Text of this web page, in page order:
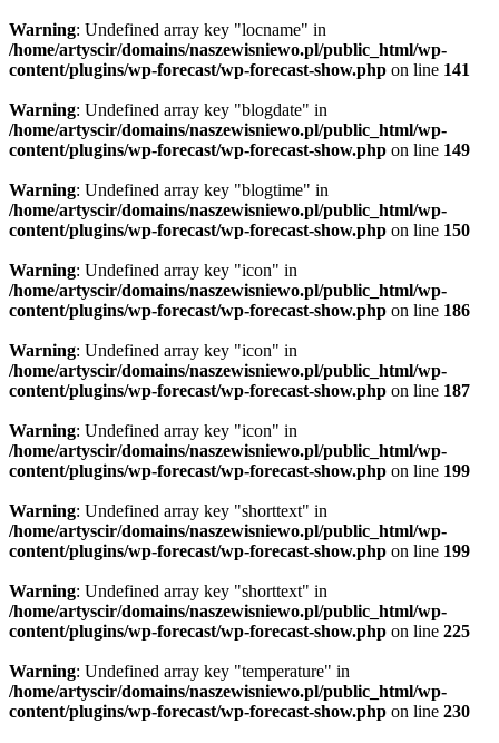
Warning: Undefined array key "locname" in
/home/artyscir/domains/naszewisniewo.pl/public_html/wp-
content/plugins/wp-forecast/wp-forecast-show.php on line 141
Warning: Undefined array key "blogdate" in
/home/artyscir/domains/naszewisniewo.pl/public_html/wp-
content/plugins/wp-forecast/wp-forecast-show.php on line 149
Warning: Undefined array key "blogtime" in
/home/artyscir/domains/naszewisniewo.pl/public_html/wp-
content/plugins/wp-forecast/wp-forecast-show.php on line 150
Warning: Undefined array key "icon" in
/home/artyscir/domains/naszewisniewo.pl/public_html/wp-
content/plugins/wp-forecast/wp-forecast-show.php on line 186
Warning: Undefined array key "icon" in
/home/artyscir/domains/naszewisniewo.pl/public_html/wp-
content/plugins/wp-forecast/wp-forecast-show.php on line 187
Warning: Undefined array key "icon" in
/home/artyscir/domains/naszewisniewo.pl/public_html/wp-
content/plugins/wp-forecast/wp-forecast-show.php on line 199
Warning: Undefined array key "shorttext" in
/home/artyscir/domains/naszewisniewo.pl/public_html/wp-
content/plugins/wp-forecast/wp-forecast-show.php on line 199
Warning: Undefined array key "shorttext" in
/home/artyscir/domains/naszewisniewo.pl/public_html/wp-
content/plugins/wp-forecast/wp-forecast-show.php on line 225
Warning: Undefined array key "temperature" in
/home/artyscir/domains/naszewisniewo.pl/public_html/wp-
content/plugins/wp-forecast/wp-forecast-show.php on line 230